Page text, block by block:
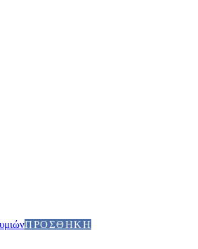
ΠΡΟΣΘΉΚΗ